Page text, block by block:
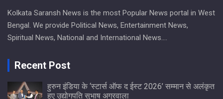
Kolkata Saransh News is the most Popular News portal in West
Bengal. We provide Political News, Entertainment News,
Spiritual News, National and International News….
Recent Post
हुरुन इंडिया के ‘स्टार्स ऑफ द ईस्ट 2026’ सम्मान से अलंकृत
हुए उद्योगपति सुभाष अग्रवाला